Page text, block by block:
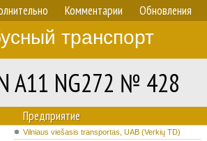
Комментарии Обновления
транспорт
A11 NG272 № 428
Предприятие
Vilniaus viešasis transportas, UAB (Verkių TD)